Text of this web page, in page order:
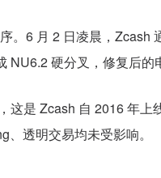
6 月 2 日凌晨，Zcash
硬分叉，修复后的
， 这是 Zcash 自 2016 年上
透明交易均未受影响。